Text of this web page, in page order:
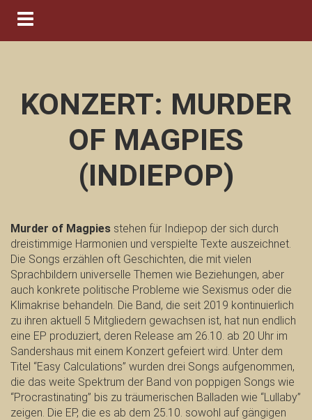
Navigation ein-/ausblenden
KONZERT: MURDER
OF MAGPIES
(INDIEPOP)
Murder of Magpies stehen für Indiepop der sich durch
dreistimmige Harmonien und verspielte Texte auszeichnet.
Die Songs erzählen oft Geschichten, die mit vielen
Sprachbildern universelle Themen wie Beziehungen, aber
auch konkrete politische Probleme wie Sexismus oder die
Klimakrise behandeln. Die Band, die seit 2019 kontinuierlich
zu ihren aktuell 5 Mitgliedern gewachsen ist, hat nun endlich
eine EP produziert, deren Release am 26.10. ab 20 Uhr im
Sandershaus mit einem Konzert gefeiert wird. Unter dem
Titel “Easy Calculations” wurden drei Songs aufgenommen,
die das weite Spektrum der Band von poppigen Songs wie
“Procrastinating” bis zu träumerischen Balladen wie “Lullaby”
zeigen. Die EP, die es ab dem 25.10. sowohl auf gängigen